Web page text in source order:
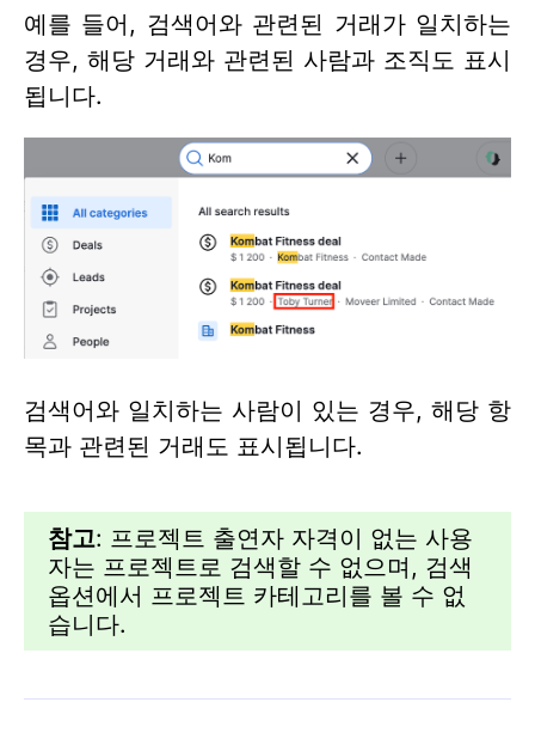
예를 들어, 검색어와 관련된 거래가 일치하는
경우, 해당 거래와 관련된 사람과 조직도 표시
됩니다.
검색어와 일치하는 사람이 있는 경우, 해당 항
목과 관련된 거래도 표시됩니다.
참고: 프로젝트 출연자 자격이 없는 사용
자는 프로젝트로 검색할 수 없으며, 검색
옵션에서 프로젝트 카테고리를 볼 수 없
습니다.